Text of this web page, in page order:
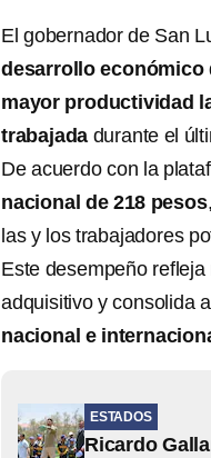
El gobernador de San
desarrollo económico
mayor productividad
trabajada durante el
De acuerdo con la
nacional de 218 pesos
las y los trabajadores
Este desempeño refleja
adquisitivo y consolida
nacional e
ESTADOS
Ricardo